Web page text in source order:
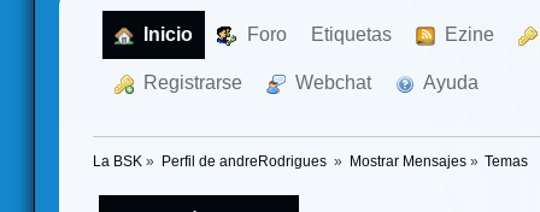
Inicio Foro Etiquetas Ezine
Registrarse Webchat Ayuda
La BSK » Perfil de andreRodrigues » Mostrar Mensajes» Temas